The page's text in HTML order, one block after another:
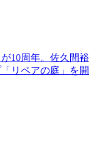
10周年。佐久間裕
リペアの庭」を開